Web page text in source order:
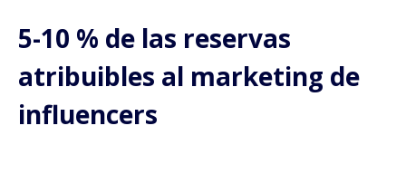
5-10 % de las reservas
atribuibles al marketing de
influencers